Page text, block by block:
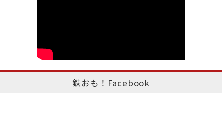
鉄おも！Facebook